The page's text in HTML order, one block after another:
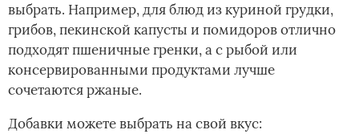
выбрать. Например, для блюд из куриной грудки,
грибов, пекинской капусты и помидоров отлично
подходят пшеничные гренки, а с рыбой или
консервированными продуктами лучше
сочетаются ржаные.
Добавки можете выбрать на свой вкус: